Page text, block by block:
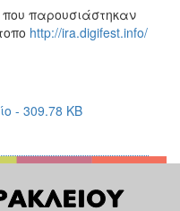
παρουσιάστηκαν
http://ira.digifest.info/
- 309.78 KB